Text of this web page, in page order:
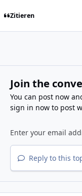
Zitieren
Join the
You can post now
sign in nowto post
Reply to this